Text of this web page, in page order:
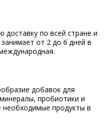
по всей стране и
от 2 до 6 дней в
добавок для
пробиотики и
продукты в